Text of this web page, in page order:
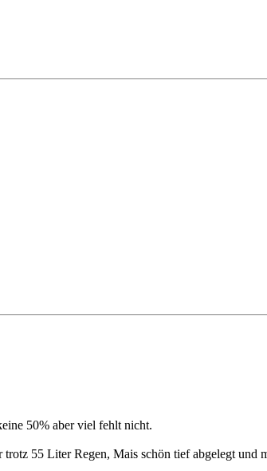
50% aber viel fehlt nicht.
55 Liter Regen, Mais schön tief abgelegt und